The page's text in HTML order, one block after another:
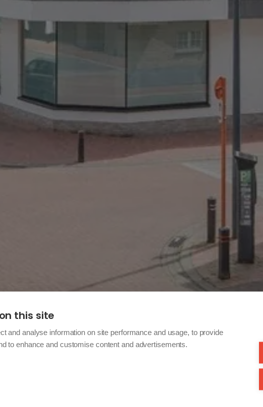
this site
and analyse information on site performance and usage, to provide
to enhance and customise content and advertisements.